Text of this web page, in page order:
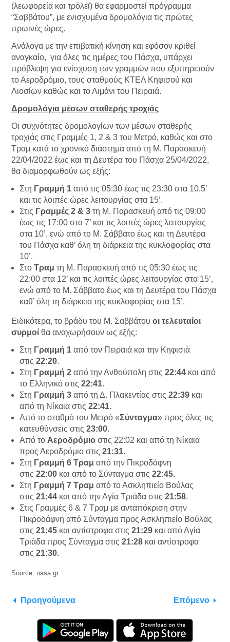
(λεωφορεία και τρόλεϊ) θα εφαρμοστεί πρόγραμμα
“Σαββάτου”, με ενισχυμένα δρομολόγια τις πρώτες
πρωινές ώρες.
Ανάλογα με την επιβατική κίνηση και εφόσον κριθεί
αναγκαίο, για όλες τις ημέρες του Πάσχα, υπάρχει
πρόβλεψη για ενίσχυση των γραμμών που εξυπηρετούν
το Αεροδρόμιο, τους σταθμούς ΚΤΕΛ Κηφισού και
Λιοσίων καθώς και το Λιμάνι του Πειραιά.
Δρομολόγια μέσων σταθερής τροχιάς
Οι συχνότητες δρομολογίων των μέσων σταθερής
τροχιάς στις Γραμμές 1, 2 & 3 του Μετρό, καθώς και στο
Τραμ κατά το χρονικό διάστημα από τη Μ. Παρασκευή
22/04/2022 έως και τη Δευτέρα του Πάσχα 25/04/2022,
θα διαμορφωθούν ως εξής:
Στη Γραμμή 1 από τις 05:30 έως τις 23:30 στα 10,5’
και τις λοιπές ώρες λειτουργίας στα 15’.
Στις Γραμμές 2 & 3 τη Μ. Παρασκευή από τις 09:00
έως τις 17:00 στα 7’ και τις λοιπές ώρες λειτουργίας
στα 10’, ενώ από το Μ. Σάββατο έως και τη Δευτέρα
του Πάσχα καθ’ όλη τη διάρκεια της κυκλοφορίας στα
10’.
Στο Τραμ τη Μ. Παρασκευή από τις 05:30 έως τις
22:00 στα 12’ και τις λοιπές ώρες λειτουργίας στα 15’,
ενώ από το Μ. Σάββατο έως και τη Δευτέρα του Πάσχα
καθ’ όλη τη διάρκεια της κυκλοφορίας στα 15’.
Ειδικότερα, το βράδυ του Μ. Σαββάτου οι τελευταίοι
συρμοί θα αναχωρήσουν ως εξής:
Στη Γραμμή 1 από τον Πειραιά και την Κηφισιά
στις 22:20.
Στη Γραμμή 2 από την Ανθούπολη στις 22:44 και από
το Ελληνικό στις 22:41.
Στη Γραμμή 3 από τη Δ. Πλακεντίας στις 22:39 και
από τη Νίκαια στις 22:41.
Από το σταθμό του Μετρό «Σύνταγμα» προς όλες τις
κατευθύνσεις στις 23:00.
Από το Αεροδρόμιο στις 22:02 και από τη Νίκαια
προς Αεροδρόμιο στις 21:31.
Στη Γραμμή 6 Τραμ από την Πικροδάφνη
στις 22:00 και από το Σύνταγμα στις 22:45.
Στη Γραμμή 7 Τραμ από το Ασκληπιείο Βούλας
στις 21:44 και από την Αγία Τριάδα στις 21:58.
Στις Γραμμές 6 & 7 Τραμ με ανταπόκριση στην
Πικροδάφνη από Σύνταγμα προς Ασκληπιείο Βούλας
στις 21:45 και αντίστροφα στις 21:29 και από Αγία
Τριάδα προς Σύνταγμα στις 21:28 και αντίστροφα
στις 21:30.
Source: oasa.gr
Προηγούμενα Επόμενο